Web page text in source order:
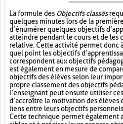
La formule des Objectifs classés
quelques minutes lors de la
d’énumérer quelques objectifs
atteindre pendant le cours et de les
relative. Cette activité permet donc
quel point les objectifs
correspondent aux objectifs
est également en mesure de
objectifs des élèves selon leur
propre classement des objectifs
l’enseignant peut ensuite utiliser
d’accroître la motivation des élèves
liens entre leurs objectifs
Cette technique permet également